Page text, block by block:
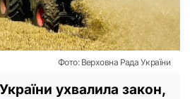
Фото: Верховна Рада України
ухвалила закон,